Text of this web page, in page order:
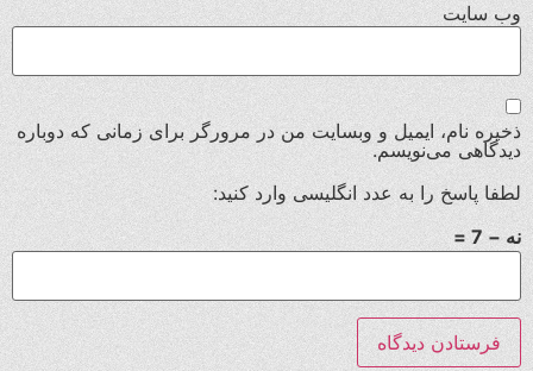
وب‌ سایت
ذخیره نام، ایمیل و وبسایت من در مرورگر برای زمانی که دوباره
دیدگاهی می‌نویسم.
لطفا پاسخ را به عدد انگلیسی وارد کنید:
نه − 7 =